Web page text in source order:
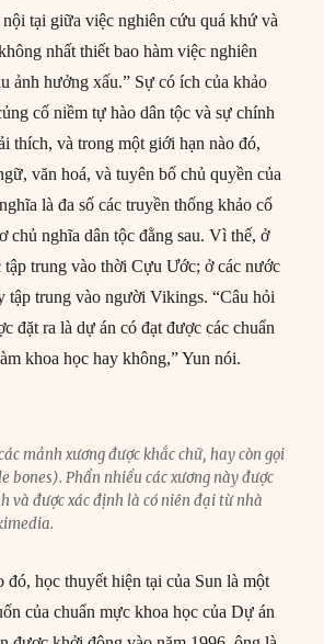
nội tại giữa việc nghiên cứu quá khứ và
nhất thiết bao hàm việc nghiên
ảnh hưởng xấu.” Sự có ích của khảo
cố niềm tự hào dân tộc và sự chính
thích, và trong một giới hạn nào đó,
văn hoá, và tuyên bố chủ quyền của
là đa số các truyền thống khảo cổ
chủ nghĩa dân tộc đằng sau. Vì thế, ở
tập trung vào thời Cựu Ước; ở các nước
tập trung vào người Vikings. “Câu hỏi
đặt ra là dự án có đạt được các chuẩn
khoa học hay không,” Yun nói.
mảnh xương được khắc chữ, hay còn gọi
bones). Phần nhiều các xương này được
và được xác định là có niên đại từ nhà
đó, học thuyết hiện tại của Sun là một
của chuẩn mực khoa học của Dự án